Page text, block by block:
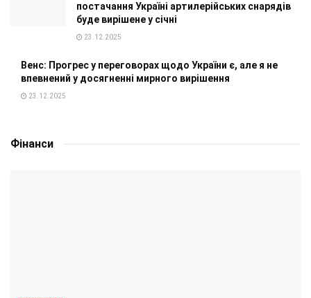
постачання Україні артилерійських снарядів
буде вирішене у січні
23.12.2025
Венс: Прогрес у переговорах щодо України є, але я не
впевнений у досягненні мирного вирішення
23.12.2025
Фінанси